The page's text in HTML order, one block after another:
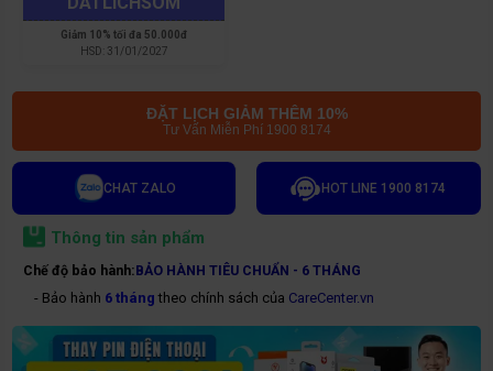
Giảm 10% tối đa 50.000đ
HSD: 31/01/2027
ĐẶT LỊCH GIẢM THÊM 10%
Tư Vấn Miễn Phí 1900 8174
CHAT ZALO HOT LINE 1900 8174
Thông tin sản phẩm
Chế độ bảo hành:BẢO HÀNH TIÊU CHUẨN - 6 THÁNG
- Bảo hành 6 tháng theo chính sách của CareCenter.vn